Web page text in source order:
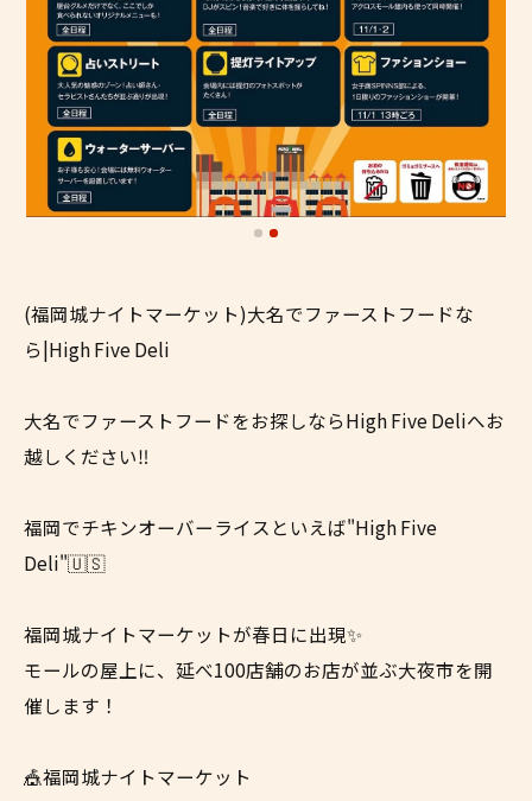
(福岡城ナイトマーケット)大名でファーストフードな
ら|High Five Deli
大名でファーストフードをお探しならHigh Five Deliへお
越しください‼
福岡でチキンオーバーライスといえば"High Five
Deli"🇺🇸
福岡城ナイトマーケットが春日に出現✨
モールの屋上に、延べ100店舗のお店が並ぶ大夜市を開
催します！
🎪福岡城ナイトマーケット